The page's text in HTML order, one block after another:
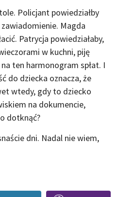
Policjant powiedziałby
Magda
Patrycja powiedziałaby,
w kuchni, piję
ten harmonogram spłat. I
do dziecka oznacza, że
wtedy, gdy to dziecko
na dokumencie,
dotknąć?
dni. Nadal nie wiem,